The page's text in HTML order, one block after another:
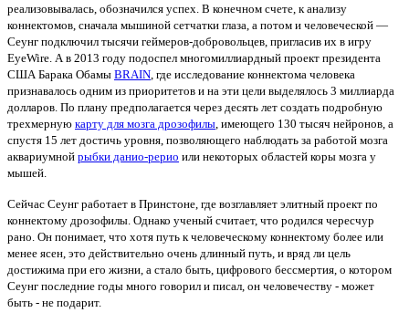
реализовывалась, обозначился успех. В конечном счете, к анализу
коннектомов, сначала мышиной сетчатки глаза, а потом и человеческой —
Сеунг подключил тысячи геймеров-добровольцев, пригласив их в игру
EyeWire. А в 2013 году подоспел многомиллиардный проект президента
США Барака Обамы BRAIN , где исследование коннектома человека
признавалось одним из приоритетов и на эти цели выделялось 3 миллиарда
долларов. По плану предполагается через десять лет создать подробную
трехмерную карту для мозга дрозофилы , имеющего 130 тысяч нейронов, а
спустя 15 лет достичь уровня, позволяющего наблюдать за работой мозга
аквариумной рыбки данио-рерио или некоторых областей коры мозга у
мышей.
Сейчас Сеунг работает в Принстоне, где возглавляет элитный проект по
коннектому дрозофилы. Однако ученый считает, что родился чересчур
рано. Он понимает, что хотя путь к человеческому коннектому более или
менее ясен, это действительно очень длинный путь, и вряд ли цель
достижима при его жизни, а стало быть, цифрового бессмертия, о котором
Сеунг последние годы много говорил и писал, он человечеству - может
быть - не подарит.